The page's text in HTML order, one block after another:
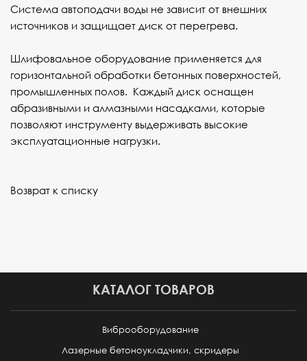
Система автоподачи воды не зависит от внешних
источников и защищает диск от перегрева.
Шлифовальное оборудование применяется для
горизонтальной обработки бетонных поверхностей,
промышленных полов. Каждый диск оснащен
абразивными и алмазными насадками, которые
позволяют инструменту выдерживать высокие
эксплуатационные нагрузки.
Возврат к списку
КАТАЛОГ ТОВАРОВ
Виброоборудование
Лазерные бетоноукладчики, скридеры